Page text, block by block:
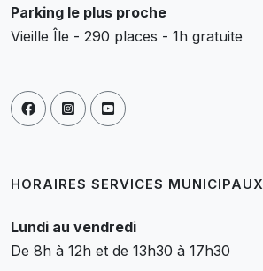
Parking le plus proche
Vieille Île - 290 places - 1h gratuite
HORAIRES SERVICES MUNICIPAUX
Lundi au vendredi
De 8h à 12h et de 13h30 à 17h30